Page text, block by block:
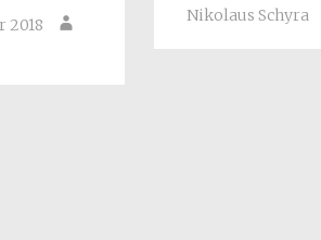
2018
Nikolaus Schyra